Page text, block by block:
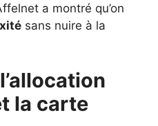
a montré qu’on
sans nuire à la
la carte